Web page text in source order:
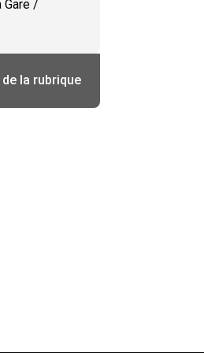
Gare /
la rubrique